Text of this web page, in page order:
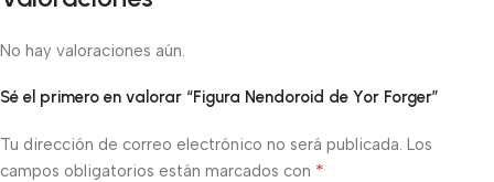
No hay valoraciones aún.
Sé el primero en valorar “Figura Nendoroid de Yor Forger”
Tu dirección de correo electrónico no será publicada. Los
campos obligatorios están marcados con *